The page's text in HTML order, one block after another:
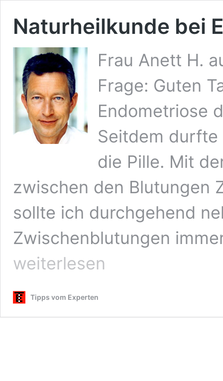
Naturheilkunde bei
Frau Anett H.
Frage: Guten
Endometriose
Seitdem
die Pille. Mit
zwischen den Blutungen
sollte ich durchgehend
Zwischenblutungen
weiterlesen
Tipps vom Experten